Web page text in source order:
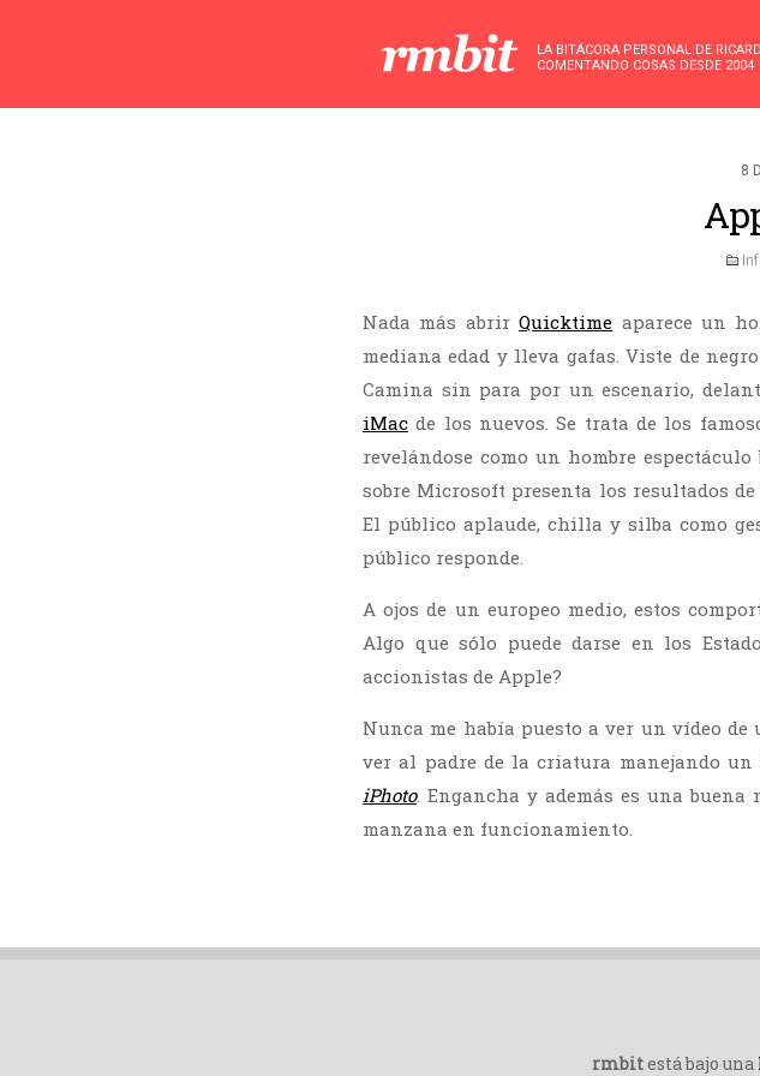
LA BITÁCORA PERSONAL DE
COMENTANDO COSAS DESDE 2004
8
Nada más abrirQuicktime aparece un
mediana edad y lleva gafas. Viste de
Camina sin para por un escenario,
iMac de los nuevos. Se trata de los
revelándose como un hombre
sobre Microsoft presenta los resultados
El público aplaude, chilla y silba como
público responde.
A ojos de un europeo medio, estos
Algo que sólo puede darse en los
accionistas de Apple?
Nunca me había puesto a ver un vídeo de
ver al padre de la criatura manejando un
iPhoto. Engancha y además es una
manzana en funcionamiento.
rmbitestá bajo una